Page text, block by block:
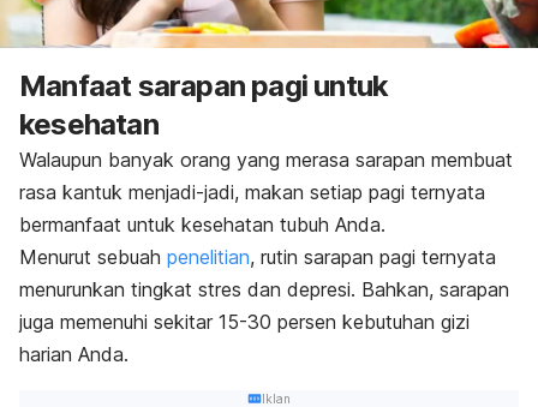
Manfaat sarapan pagi untuk
kesehatan
Walaupun banyak orang yang merasa sarapan membuat
rasa kantuk menjadi-jadi, makan setiap pagi ternyata
bermanfaat untuk kesehatan tubuh Anda.
Menurut sebuah penelitian, rutin sarapan pagi ternyata
menurunkan tingkat stres dan depresi. Bahkan, sarapan
juga memenuhi sekitar 15-30 persen kebutuhan gizi
harian Anda.
Iklan